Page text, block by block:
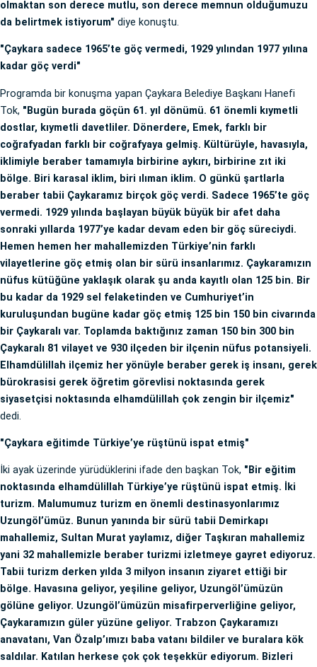
olmaktan son derece mutlu, son derece memnun olduğumuzu
da belirtmek istiyorum" diye konuştu.
"Çaykara sadece 1965’te göç vermedi, 1929 yılından 1977 yılına
kadar göç verdi"
Programda bir konuşma yapan Çaykara Belediye Başkanı Hanefi
Tok, "Bugün burada göçün 61. yıl dönümü. 61 önemli kıymetli
dostlar, kıymetli davetliler. Dönerdere, Emek, farklı bir
coğrafyadan farklı bir coğrafyaya gelmiş. Kültürüyle, havasıyla,
iklimiyle beraber tamamıyla birbirine aykırı, birbirine zıt iki
bölge. Biri karasal iklim, biri ılıman iklim. O günkü şartlarla
beraber tabii Çaykaramız birçok göç verdi. Sadece 1965’te göç
vermedi. 1929 yılında başlayan büyük büyük bir afet daha
sonraki yıllarda 1977’ye kadar devam eden bir göç süreciydi.
Hemen hemen her mahallemizden Türkiye’nin farklı
vilayetlerine göç etmiş olan bir sürü insanlarımız. Çaykaramızın
nüfus kütüğüne yaklaşık olarak şu anda kayıtlı olan 125 bin. Bir
bu kadar da 1929 sel felaketinden ve Cumhuriyet’in
kuruluşundan bugüne kadar göç etmiş 125 bin 150 bin civarında
bir Çaykaralı var. Toplamda baktığınız zaman 150 bin 300 bin
Çaykaralı 81 vilayet ve 930 ilçeden bir ilçenin nüfus potansiyeli.
Elhamdülillah ilçemiz her yönüyle beraber gerek iş insanı, gerek
bürokrasisi gerek öğretim görevlisi noktasında gerek
siyasetçisi noktasında elhamdülillah çok zengin bir ilçemiz"
dedi.
"Çaykara eğitimde Türkiye’ye rüştünü ispat etmiş"
İki ayak üzerinde yürüdüklerini ifade den başkan Tok, "Bir eğitim
noktasında elhamdülillah Türkiye’ye rüştünü ispat etmiş. İki
turizm. Malumumuz turizm en önemli destinasyonlarımız
Uzungöl’ümüz. Bunun yanında bir sürü tabii Demirkapı
mahallemiz, Sultan Murat yaylamız, diğer Taşkıran mahallemiz
yani 32 mahallemizle beraber turizmi izletmeye gayret ediyoruz.
Tabii turizm derken yılda 3 milyon insanın ziyaret ettiği bir
bölge. Havasına geliyor, yeşiline geliyor, Uzungöl’ümüzün
gölüne geliyor. Uzungöl’ümüzün misafirperverliğine geliyor,
Çaykaramızın güler yüzüne geliyor. Trabzon Çaykaramızı
anavatanı, Van Özalp’ımızı baba vatanı bildiler ve buralara kök
saldılar. Katılan herkese çok çok teşekkür ediyorum. Bizleri